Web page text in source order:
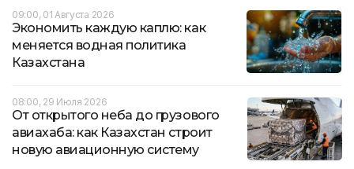
09:00, 01 Августа 2026
Экономить каждую каплю: как
меняется водная политика
Казахстана
08:00, 29 Июля 2026
От открытого неба до грузового
авиахаба: как Казахстан строит
новую авиационную систему